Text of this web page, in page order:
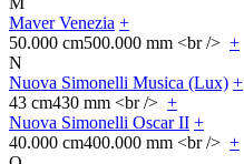
Maver Venezia +
50.000 cm500.000 mm <br /> +
N
Nuova Simonelli Musica (Lux) +
43 cm430 mm <br /> +
Nuova Simonelli Oscar II +
40.000 cm400.000 mm <br /> +